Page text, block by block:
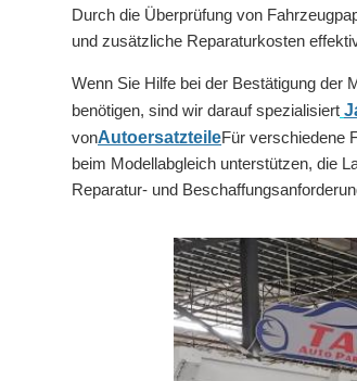
Durch die Überprüfung von
und zusätzliche Reparaturkosten
Wenn Sie Hilfe bei der Bestätigung der
benötigen, sind wir darauf spezialisiert
vonAutoersatzteileFür verschiedene
beim Modellabgleich unterstützen, die
Reparatur- und